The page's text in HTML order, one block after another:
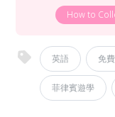
How to
英語 免費
菲律賓遊學